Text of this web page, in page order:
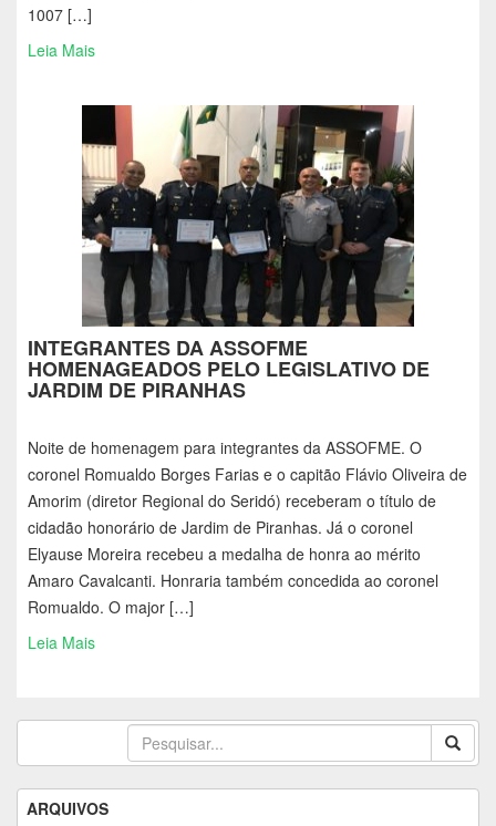
1007 […]
Leia Mais
INTEGRANTES DA ASSOFME
HOMENAGEADOS PELO LEGISLATIVO DE
JARDIM DE PIRANHAS
Noite de homenagem para integrantes da ASSOFME. O
coronel Romualdo Borges Farias e o capitão Flávio Oliveira de
Amorim (diretor Regional do Seridó) receberam o título de
cidadão honorário de Jardim de Piranhas. Já o coronel
Elyause Moreira recebeu a medalha de honra ao mérito
Amaro Cavalcanti. Honraria também concedida ao coronel
Romualdo. O major […]
Leia Mais
<< Mais antigos
ARQUIVOS